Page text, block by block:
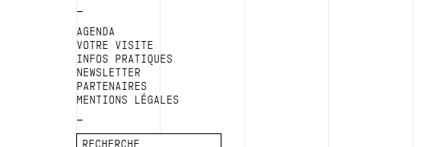
AGENDA
VOTRE VISITE
INFOS PRATIQUES
NEWSLETTER
PARTENAIRES
MENTIONS LÉGALES